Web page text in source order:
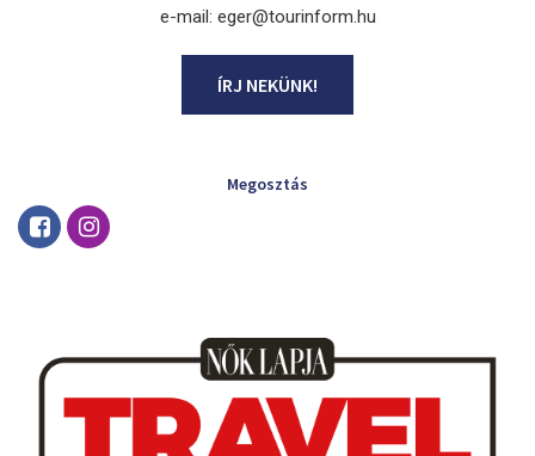
e-mail: eger@tourinform.hu
ÍRJ NEKÜNK!
Megosztás